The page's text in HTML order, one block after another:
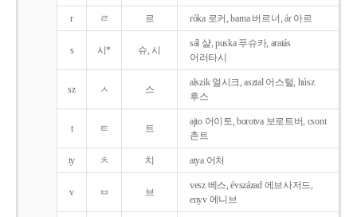
r ㄹ 르 róka 로커, barna 버르너, ár 아르
s 시* 슈, 시
sál 샬, puska 푸슈카, aratás
어러타시
sz ㅅ 스
alszik 얼시크, asztal 어스털, húsz
후스
t ㅌ 트
ajto 어이토, borotva 보로트버, csont
촌트
ty ㅊ 치 atya 어처
v ㅂ 브
vesz 베스, évszázad 에브사저드,
enyv 에니브